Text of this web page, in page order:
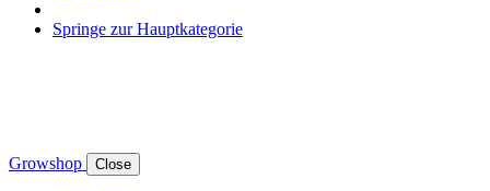
Springe zur Hauptkategorie
Growshop Close